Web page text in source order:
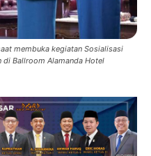
membuka kegiatan Sosialisasi
di Ballroom Alamanda Hotel